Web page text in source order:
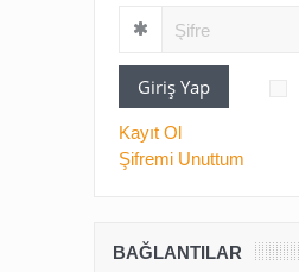
Giriş Yap
Kayıt Ol
Şifremi Unuttum
BAĞLANTILAR